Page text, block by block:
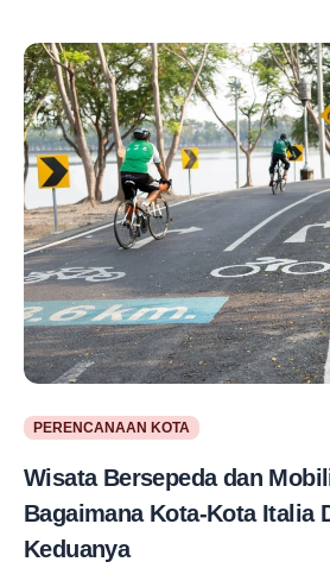
PERENCANAAN KOTA
Wisata Bersepeda dan
Bagaimana Kota-Kota Italia
Keduanya